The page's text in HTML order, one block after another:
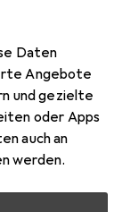
Daten
Angebote
und gezielte
oder Apps
auch an
werden.